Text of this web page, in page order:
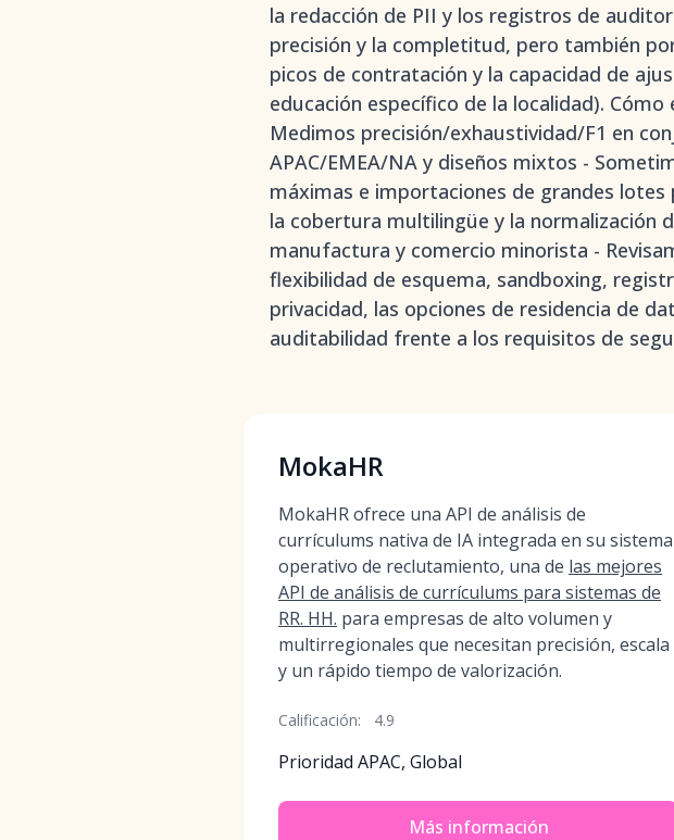
la redacción de PII y los registros de
precisión y la completitud, pero también
picos de contratación y la capacidad de
educación específico de la localidad).
Medimos precisión/exhaustividad/F1 en
APAC/EMEA/NA y diseños mixtos -
máximas e importaciones de grandes
la cobertura multilingüe y la normalización
manufactura y comercio minorista -
flexibilidad de esquema, sandboxing,
privacidad, las opciones de residencia de
auditabilidad frente a los requisitos de
MokaHR
MokaHR ofrece una API de análisis de
currículums nativa de IA integrada en su sistema
operativo de reclutamiento, una de las mejores
API de análisis de currículums para sistemas de
RR. HH. para empresas de alto volumen y
multirregionales que necesitan precisión, escala
y un rápido tiempo de valorización.
Calificación: 4.9
Prioridad APAC, Global
Más información